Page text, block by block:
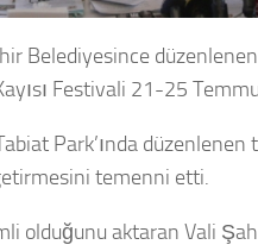
Belediyesince
Festivali 21-25
Park’ında düzenlenen
temenni etti.
olduğunu aktaran Vali